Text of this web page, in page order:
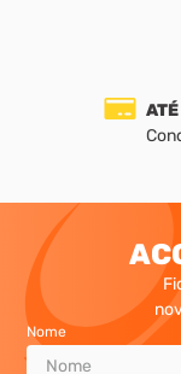
Nome